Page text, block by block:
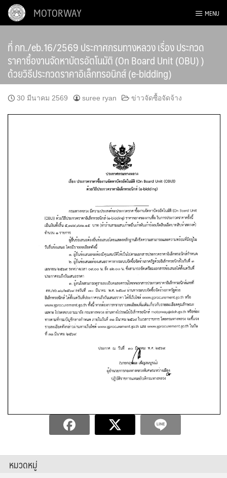
Skip
MOTORWAY MENU
ที่ กท./eb.16/2569 ประกาศกรมทางหลวง เรื่อง ประกวด
ราคาซื้องานจัดหาบัตรอัตโนมัติ (On Board Unit (OBU) )
ด้วยวิธีประกวดราคาอิเล็กทรอนิกส์ (e-bidding)
30 มีนาคม 2569 suree ryan ข่าวจัดซื้อจัดจ้าง
หมวดหมู่